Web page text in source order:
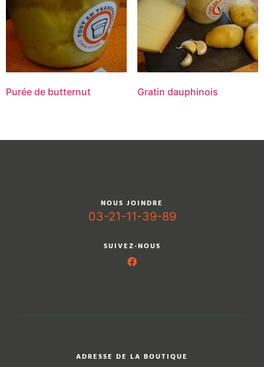
Purée de butternut Gratin dauphinois
NOUS JOINDRE
03-21-11-39-89
SUIVEZ-NOUS
ADRESSE DE LA BOUTIQUE